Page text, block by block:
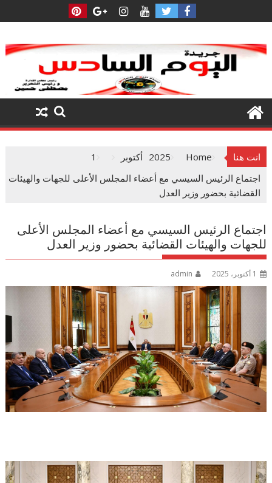
to
انت هنا Home
2025 أكتوبر
1
اجتماع الرئيس السيسي مع أعضاء المجلس الأعلى للجهات والهيئات
القضائية بحضور وزير العدل
اجتماع الرئيس السيسي مع أعضاء المجلس الأعلى
للجهات والهيئات القضائية بحضور وزير العدل
1 أكتوبر، 2025 admin